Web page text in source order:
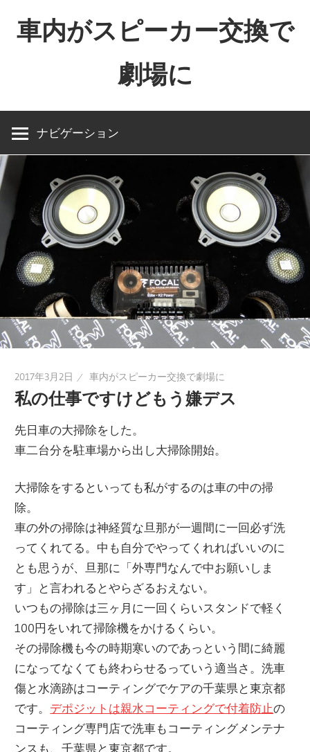
へ
ッ
プ
車内がスピーカー交換で
劇場に
ナビゲーション
2017年3月2日 車内がスピーカー交換で劇場に
私の仕事ですけどもう嫌デス
先日車の大掃除をした。
車二台分を駐車場から出し大掃除開始。
大掃除をするといっても私がするのは車の中の掃
除。
車の外の掃除は神経質な旦那が一週間に一回必ず洗
ってくれてる。中も自分でやってくれればいいのに
とも思うが、旦那に「外専門なんで中お願いしま
す」と言われるとやらざるおえない。
いつもの掃除は三ヶ月に一回くらいスタンドで軽く
100円をいれて掃除機をかけるくらい。
その掃除機も今の時期寒いのであっという間に綺麗
になってなくても終わらせるっていう適当さ。洗車
傷と水滴跡はコーティングでケアの千葉県と東京都
です。 デポジットは親水コーティングで付着防止の
コーティング専門店で洗車もコーティングメンテナ
ンスも、千葉県と東京都です。